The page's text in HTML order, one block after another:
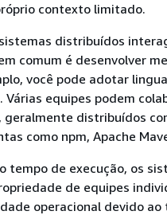
contexto limitado.
distribuídos
comum é desenvolver
você pode adotar
Várias equipes podem
geralmente distribuídos
como npm, Apache
tempo de execução, os
de equipes
operacional devido